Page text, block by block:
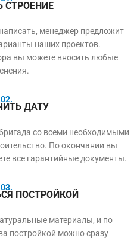
СТРОЕНИЕ
менеджер предложит
наших проектов.
вы можете вносить любые
02.
ДАТУ
со всеми необходимыми
По окончании вы
все гарантийные документы.
03.
ПОСТРОЙКОЙ
материалы, и по
постройкой можно сразу